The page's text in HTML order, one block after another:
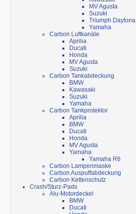
MV Agusta
Suzuki
Triumph Daytona
Yamaha
Carbon Luftkanäle
Aprilia
Ducati
Honda
MV Agusta
Suzuki
Carbon Tankabdeckung
BMW
Kawasaki
Suzuki
Yamaha
Carbon Tankprotektor
Aprilia
BMW
Ducati
Honda
MV Agusta
Yamaha
Yamaha R6
Carbon Lampenmaske
Carbon Auspuffabdeckung
Carbon Kettenschutz
Crash/Sturz-Pads
Alu-Motordeckel
BMW
Ducati